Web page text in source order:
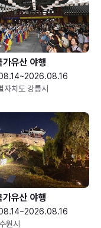
가유산 야행
자치도 강릉시
가유산 야행
원시